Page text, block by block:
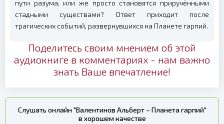
пути разума, или же просто становятся приручёнными
стадными существами? Ответ приходит после
трагических событий, развернувшихся на Планете гарпий.
Поделитесь своим мнением об этой
аудиокниге в комментариях - нам важно
знать Ваше впечатление!
Слушать онлайн "Валентинов Альберт – Планета гарпий"
в хорошем качестве